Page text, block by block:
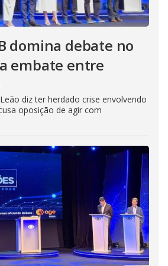
domina debate no
embate entre
diz ter herdado crise envolvendo
oposição de agir com